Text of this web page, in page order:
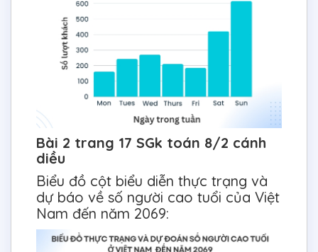
Bài 2 trang 17 SGk toán 8/2 cánh
diều
Biểu đồ cột biểu diễn thực trạng và
dự báo về số người cao tuổi của Việt
Nam đến năm 2069: